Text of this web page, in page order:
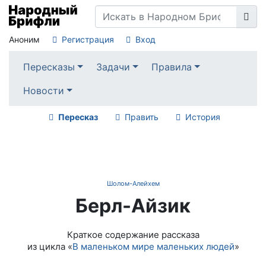
Аноним Регистрация Вход
Пересказы Задачи
Правила
Новости
Пересказ Править История
Шолом-Алейхем
Берл-Айзик
Краткое содержание рассказа
из цикла «В маленьком мире маленьких людей»